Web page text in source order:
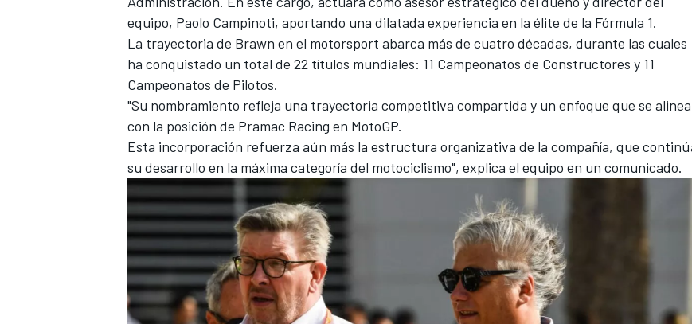
equipo, Paolo Campinoti, aportando una dilatada experiencia en la élite de la Fórmula 1.
La trayectoria de Brawn en el motorsport abarca más de cuatro décadas, durante las cuales
ha conquistado un total de 22 títulos mundiales: 11 Campeonatos de Constructores y 11
Campeonatos de Pilotos.
"Su nombramiento refleja una trayectoria competitiva compartida y un enfoque que se alinea
con la posición de Pramac Racing en MotoGP.
Esta incorporación refuerza aún más la estructura organizativa de la compañía, que
su desarrollo en la máxima categoría del motociclismo", explica el equipo en un comunicado.